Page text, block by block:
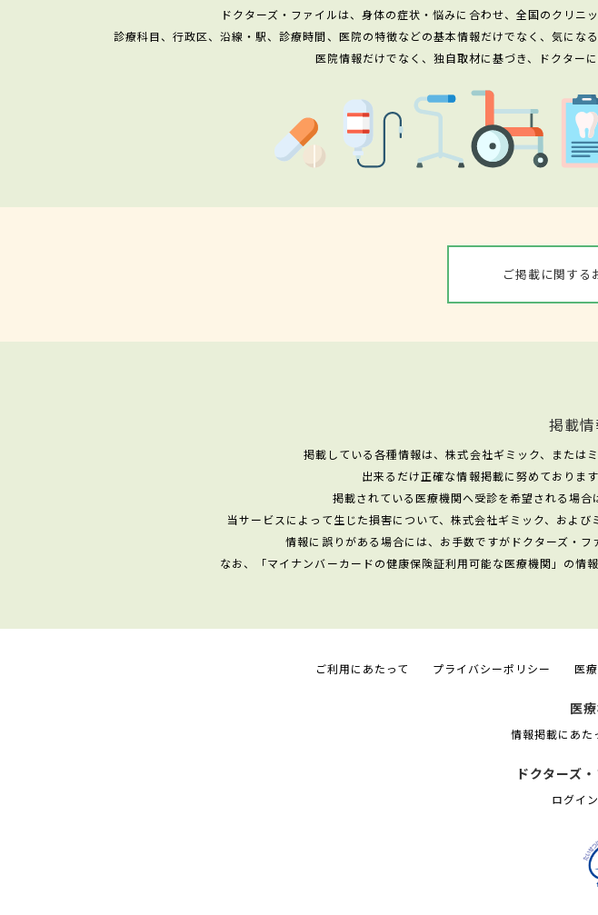
ドクターズ・ファイルは、身体の症状・悩みに合わせ、全国のクリニ
診療科目、行政区、沿線・駅、診療時間、医院の特徴などの基本情報だけでなく、気にな
医院情報だけでなく、独自取材に基づき、ドクター
ご掲載に関する
掲載
掲載している各種情報は、株式会社ギミック、または
出来るだけ正確な情報掲載に努めておりま
掲載されている医療機関へ受診を希望される場
当サービスによって生じた損害について、株式会社ギミック、およ
情報に誤りがある場合には、お手数ですがドクターズ・
なお、「マイナンバーカードの健康保険証利用可能な医療機関」の情
ご利用にあたって プライバシーポリシー 医
医
情報掲載にあた
ドクターズ
ログイン